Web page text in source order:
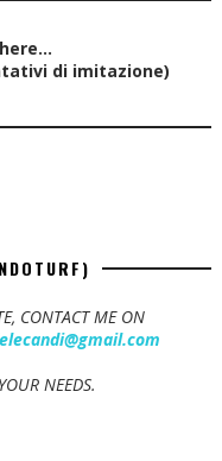
di imitazione)
CONTACT ME ON
NEEDS.